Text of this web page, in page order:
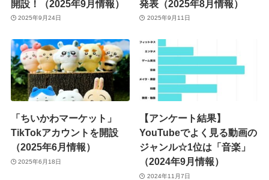
開設！（2025年9月情報）
2025年9月24日
発表（2025年8月情報）
2025年9月11日
「ちいかわマーケット」
TikTokアカウントを開設
（2025年6月情報）
2025年6月18日
【アンケート結果】
YouTubeでよく見る動画の
ジャンル☆1位は「音楽」
（2024年9月情報）
2024年11月7日